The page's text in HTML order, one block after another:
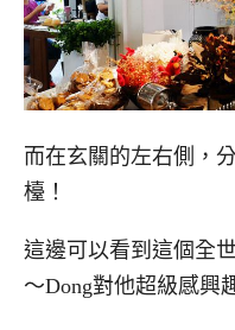
而在玄關的左右側，
檯！
這邊可以看到這個全
～Dong對他超級感興